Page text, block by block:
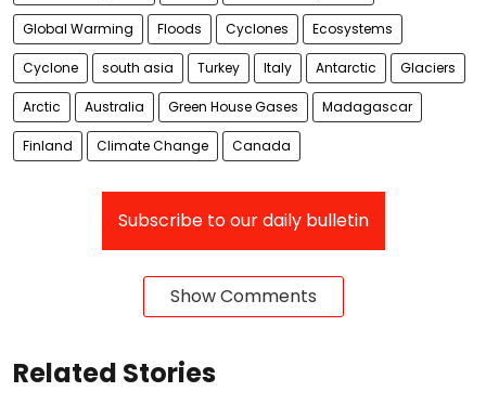
Global Warming Floods Cyclones Ecosystems
Cyclone south asia Turkey Italy Antarctic Glaciers
Arctic Australia Green House Gases Madagascar
Finland Climate Change Canada
Subscribe to our daily bulletin
Show Comments
Related Stories